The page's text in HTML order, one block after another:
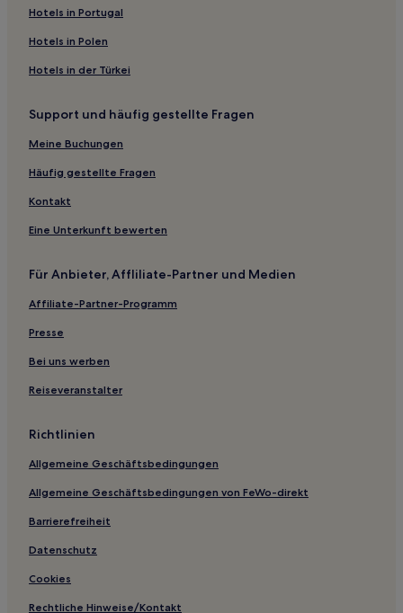
Moriat Hotels
Rochefort-Montagne Hotels
Sallèdes Hotels
Brenat Hotels
Le Crest Hotels
Saint-Ferréol-Des-Côtes Hotels
Saint-Gervais-Sous-Meymont Hotels
Saint-Ignat Hotels
Mur-Sur-Allier Hotels
Mayres Hotels
Escoutoux Hotels
La Chaise-Dieu Hotels
Beaulieu Hotels
Orbeil Hotels
Saint-Vincent Hotels
La Renaudie Hotels
Kanton Saint-Germain-l’Herm Hotels
Saint-Sandoux Hotels
Chaméane Hotels
Saint-Hilaire Hotels
Hotels in Portugal
Hotels in Polen
Hotels in der Türkei
Support und häufig gestellte Fragen
Meine Buchungen
Häufig gestellte Fragen
Kontakt
Eine Unterkunft bewerten
Für Anbieter, Affliliate-Partner und Medien
Affiliate-Partner-Programm
Presse
Bei uns werben
Reiseveranstalter
Richtlinien
Allgemeine Geschäftsbedingungen
Allgemeine Geschäftsbedingungen von FeWo-direkt
Barrierefreiheit
Datenschutz
Cookies
Rechtliche Hinweise/Kontakt